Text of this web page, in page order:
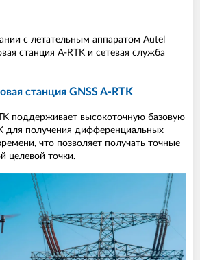
с летательным аппаратом Autel
станция A-RTK и сетевая служба
станция GNSS A-RTK
поддерживает высокоточную базовую
для получения дифференциальных
что позволяет получать точные
целевой точки.